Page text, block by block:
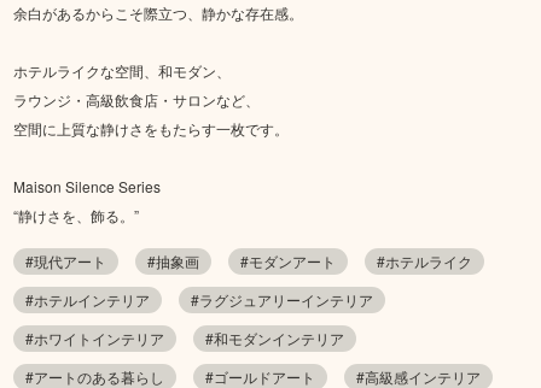
余白があるからこそ際立つ、静かな存在感。
ホテルライクな空間、和モダン、
ラウンジ・高級飲食店・サロンなど、
空間に上質な静けさをもたらす一枚です。
Maison Silence Series
“静けさを、飾る。”
#現代アート #抽象画 #モダンアート
#ホテルライク
#ホテルインテリア
#ラグジュアリーインテリア
#ホワイトインテリア
#和モダンインテリア
#アートのある暮らし
#ゴールドアート
#高級感インテリア